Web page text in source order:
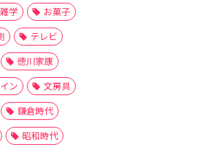
雑学
お菓子
テレビ
徳川家康
ン
文房具
鎌倉時代
昭和時代